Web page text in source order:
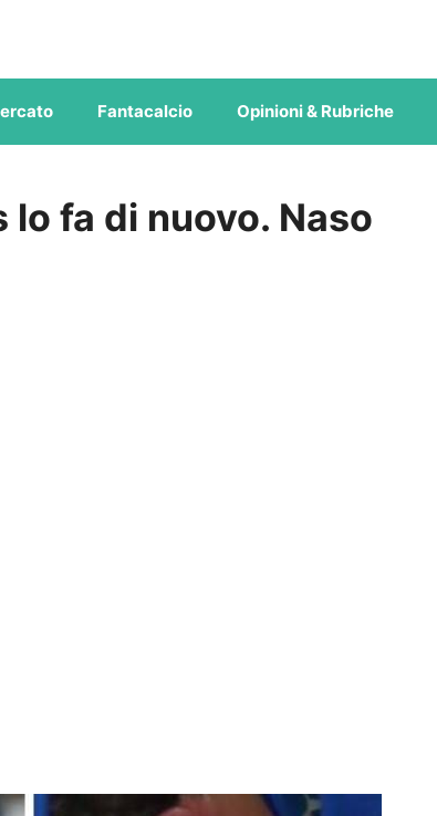
Fantacalcio Opinioni & Rubriche
lo fa di nuovo. Naso